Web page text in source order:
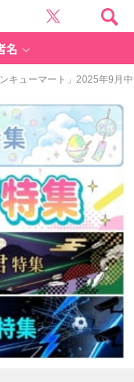
名
キューマート」2025年9月